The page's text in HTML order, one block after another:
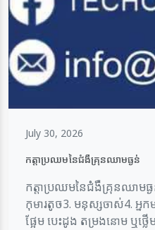
July 30, 2026
កត្តាប្រឈមនៃជំងឺគ្រុនឈាមធ្ងន់
កត្តាប្រឈមនៃជំងឺគ្រុនឈាមធ្ង
កុមារតូច3. មនុស្សចាស់4. អ្ន
ផ្អែម បេះដូង តម្រងនោម ឬថ្លើម